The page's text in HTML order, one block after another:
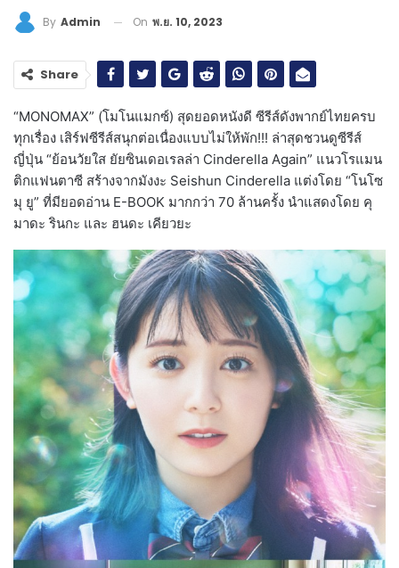
By Admin On พ.ย. 10, 2023
Share
“MONOMAX” (โมโนแมกซ์) สุดยอดหนังดี ซีรีส์ดังพากย์ไทยครบ
ทุกเรื่อง เสิร์ฟซีรีส์สนุกต่อเนื่องแบบไม่ให้พัก!!! ล่าสุดชวนดูซีรีส์
ญี่ปุ่น “ย้อนวัยใส ยัยซินเดอเรลล่า Cinderella Again” แนวโรแมน
ติกแฟนตาซี สร้างจากมังงะ Seishun Cinderella แต่งโดย “โนโซ
มุ ยู” ที่มียอดอ่าน E-BOOK มากกว่า 70 ล้านครั้ง นำแสดงโดย คุ
มาดะ รินกะ และ ฮนดะ เคียวยะ